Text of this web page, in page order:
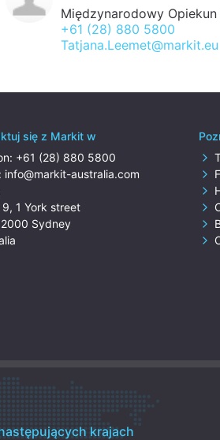
Międzynarodowy Opiekun
+61 (28) 880 5800
Tatjana.Leemet@markit.eu
się z Markit w
+61 (28) 880 5800
info@markit-australia.com
9, 1 York street
2000 Sydney
krajach